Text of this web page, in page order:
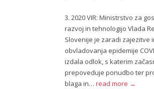
3. 2020 VIR: Ministrstvo za
razvoj in tehnologijo Vlada
Slovenije je zaradi zajezitve
obvladovanja epidemije
izdala odlok, s katerim
prepoveduje ponudbo ter
blaga in… read more →